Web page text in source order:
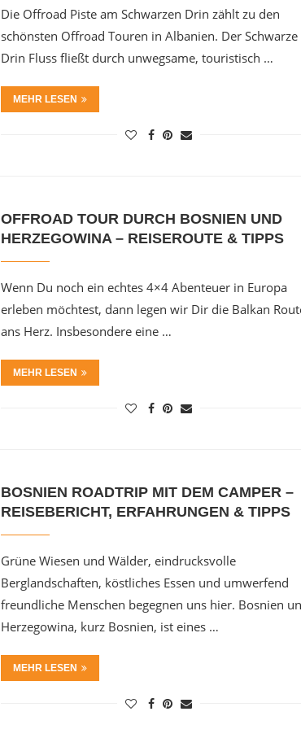
Die Offroad Piste am Schwarzen Drin zählt zu den
schönsten Offroad Touren in Albanien. Der Schwarze
Drin Fluss fließt durch unwegsame, touristisch …
MEHR LESEN
OFFROAD TOUR DURCH BOSNIEN UND
HERZEGOWINA – REISEROUTE & TIPPS
Wenn Du noch ein echtes 4×4 Abenteuer in Europa
erleben möchtest, dann legen wir Dir die Balkan
ans Herz. Insbesondere eine …
MEHR LESEN
BOSNIEN ROADTRIP MIT DEM CAMPER –
REISEBERICHT, ERFAHRUNGEN & TIPPS
Grüne Wiesen und Wälder, eindrucksvolle
Berglandschaften, köstliches Essen und umwerfend
freundliche Menschen begegnen uns hier. Bosnien
Herzegowina, kurz Bosnien, ist eines …
MEHR LESEN